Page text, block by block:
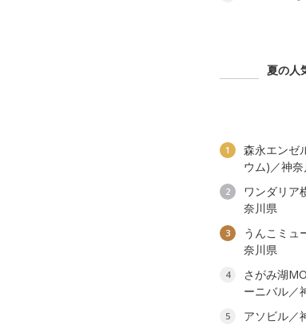
夏の人
1
森永エンゼ
ウム)／神
2
ワンダリア
奈川県
3
うんこミュ
奈川県
4
さがみ湖
ーニバル／
5
アソビル／